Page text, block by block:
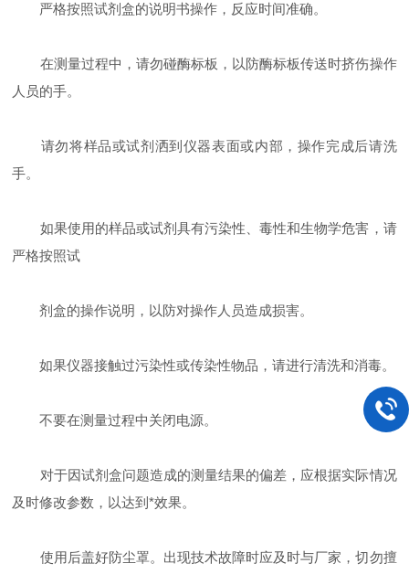
严格按照试剂盒的说明书操作，反应时间准确。
在测量过程中，请勿碰酶标板，以防酶标板传送时挤伤操作
人员的手。
请勿将样品或试剂洒到仪器表面或内部，操作完成后请洗
手。
如果使用的样品或试剂具有污染性、毒性和生物学危害，请
严格按照试
剂盒的操作说明，以防对操作人员造成损害。
如果仪器接触过污染性或传染性物品，请进行清洗和消毒。
不要在测量过程中关闭电源。
对于因试剂盒问题造成的测量结果的偏差，应根据实际情况
及时修改参数，以达到*效果。
使用后盖好防尘罩。出现技术故障时应及时与厂家，切勿擅